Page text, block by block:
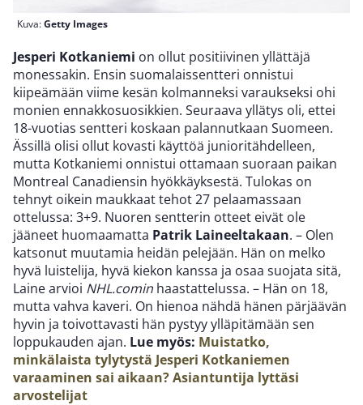
Kuva:Getty Images
Jesperi Kotkaniemi on ollut positiivinen yllättäjä
monessakin. Ensin suomalaissentteri onnistui
kiipeämään viime kesän kolmanneksi varaukseksi ohi
monien ennakkosuosikkien. Seuraava yllätys oli, ettei
18-vuotias sentteri koskaan palannutkaan Suomeen.
Ässillä olisi ollut kovasti käyttöä junioritähdelleen,
mutta Kotkaniemi onnistui ottamaan suoraan paikan
Montreal Canadiensin hyökkäyksestä. Tulokas on
tehnyt oikein maukkaat tehot 27 pelaamassaan
ottelussa: 3+9. Nuoren sentterin otteet eivät ole
jääneet huomaamatta Patrik Laineeltakaan. – Olen
katsonut muutamia heidän pelejään. Hän on melko
hyvä luistelija, hyvä kiekon kanssa ja osaa suojata sitä,
Laine arvioi NHL.comin haastattelussa. – Hän on 18,
mutta vahva kaveri. On hienoa nähdä hänen pärjäävän
hyvin ja toivottavasti hän pystyy ylläpitämään sen
loppukauden ajan. Lue myös: Muistatko,
minkälaista tylytystä Jesperi Kotkaniemen
varaaminen sai aikaan? Asiantuntija lyttäsi
arvostelijat